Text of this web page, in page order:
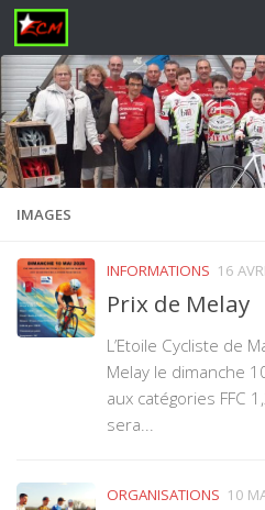
Skip to content
IMAGES
INFORMATIONS 16
Prix de Melay
L’Etoile Cycliste de
Melay le dimanche
aux catégories FFC
sera...
ORGANISATIONS 10